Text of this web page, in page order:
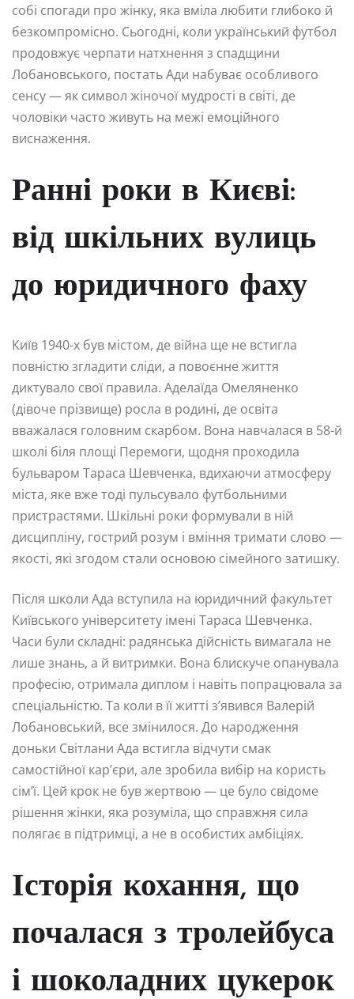
собі спогади про жінку, яка вміла любити глибоко й
безкомпромісно. Сьогодні, коли український футбол
продовжує черпати натхнення з спадщини
Лобановського, постать Ади набуває особливого
сенсу — як символ жіночої мудрості в світі, де
чоловіки часто живуть на межі емоційного
виснаження.
Ранні роки в Києві:
від шкільних вулиць
до юридичного фаху
Київ 1940-х був містом, де війна ще не встигла
повністю згладити сліди, а повоєнне життя
диктувало свої правила. Аделаїда Омеляненко
(дівоче прізвище) росла в родині, де освіта
вважалася головним скарбом. Вона навчалася в 58-й
школі біля площі Перемоги, щодня проходила
бульваром Тараса Шевченка, вдихаючи атмосферу
міста, яке вже тоді пульсувало футбольними
пристрастями. Шкільні роки формували в ній
дисципліну, гострий розум і вміння тримати слово —
якості, які згодом стали основою сімейного затишку.
Після школи Ада вступила на юридичний факультет
Київського університету імені Тараса Шевченка.
Часи були складні: радянська дійсність вимагала не
лише знань, а й витримки. Вона блискуче опанувала
професію, отримала диплом і навіть попрацювала за
спеціальністю. Та коли в її житті з’явився Валерій
Лобановський, все змінилося. До народження
доньки Світлани Ада встигла відчути смак
самостійної кар’єри, але зробила вибір на користь
сім’ї. Цей крок не був жертвою — це було свідоме
рішення жінки, яка розуміла, що справжня сила
полягає в підтримці, а не в особистих амбіціях.
Історія кохання, що
почалася з тролейбуса
і шоколадних цукерок